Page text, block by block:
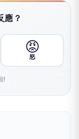
應？
😡
怒
!